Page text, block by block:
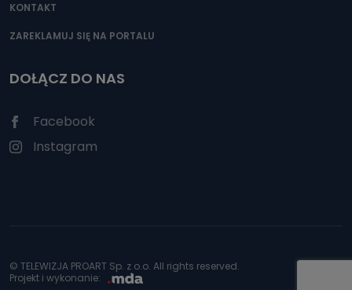
KONTAKT
ZAREKLAMUJ SIĘ NA PORTALU
DOŁĄCZ DO NAS
Facebook
Instagram
© TELEWIZJA PROART Sp. z o.o. All rights reserved.
Projekt i wykonanie: